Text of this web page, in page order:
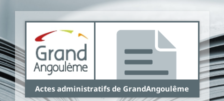
Actes administratifs de GrandAngoulême
Panneau de gestion des cookies